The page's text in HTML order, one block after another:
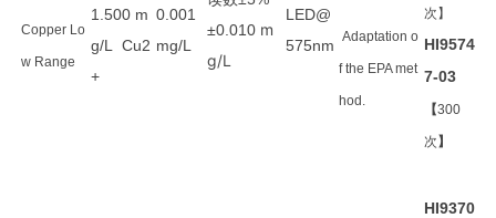
Copper Lo
w Range
1.500 m
g/L Cu2
+
0.001
mg/L
±0.010 m
g/L
LED@
575nm Adaptation o
f the EPA met
hod.
次】
HI9574
7-03
【300
次】
HI9370